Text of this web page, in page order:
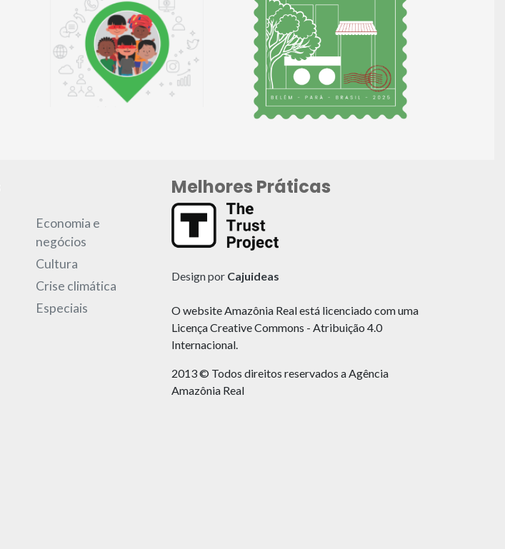
Economia e
negócios
Cultura
Crise climática
Especiais
Melhores Práticas
Design por Cajuideas
O website Amazônia Real está licenciado com uma
Licença Creative Commons - Atribuição 4.0
Internacional.
2013 © Todos direitos reservados a Agência
Amazônia Real